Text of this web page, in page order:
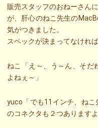
販売スタッフのおねーさん
が、肝心のねこ先生の
気がつきました。
スペックが決まってなけれ
ねこ「え～、う～ん、そだ
よねぇ～」
yuco「でも11インチ、ねこ
のコネクタも２つありますよ